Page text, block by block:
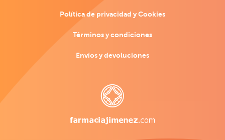
Política de privacidad y Cookies
Términos y condiciones
Envíos y devoluciones